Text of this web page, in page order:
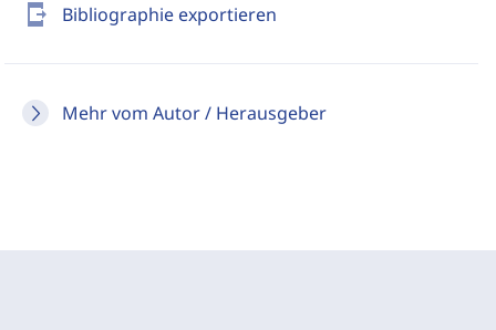
send_to_mobile Bibliographie exportieren
Mehr vom Autor / Herausgeber